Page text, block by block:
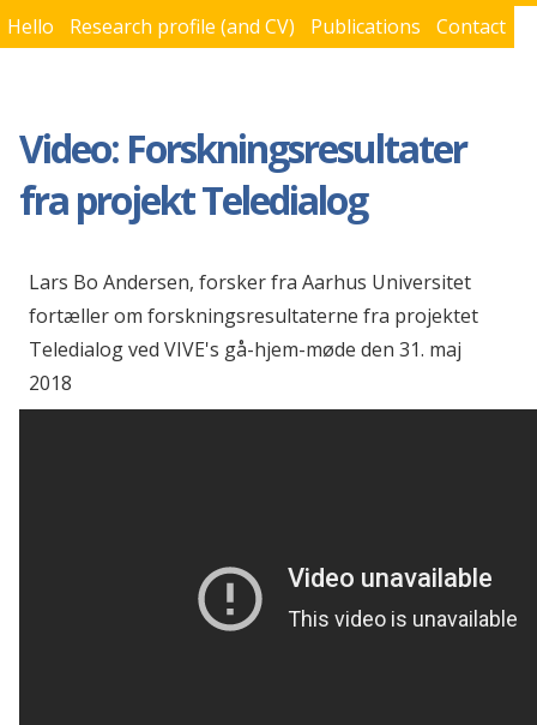
Hello Research profile (and CV) Publications Contact
Video: Forskningsresultater
fra projekt Teledialog
Lars Bo Andersen, forsker fra Aarhus Universitet
fortæller om forskningsresultaterne fra projektet
Teledialog ved VIVE's gå-hjem-møde den 31. maj
2018